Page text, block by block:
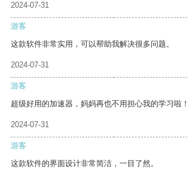
2024-07-31
游客
这款软件非常实用，可以帮助我解决很多问题。
2024-07-31
游客
超级好用的加速器，妈妈再也不用担心我的学习啦！
2024-07-31
游客
这款软件的界面设计非常简洁，一目了然。